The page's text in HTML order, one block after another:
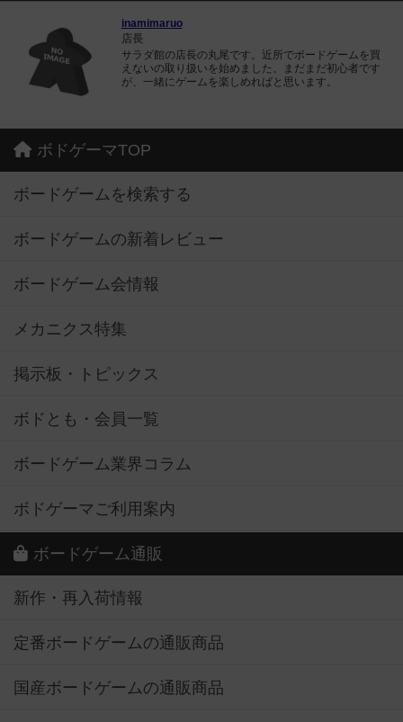
inamimaruo
店長
サラダ館の店長の丸尾です。近所でボードゲームを買
えないの取り扱いを始めました。まだまだ初心者です
が、一緒にゲームを楽しめればと思います。
ボドゲーマTOP
ボードゲームを検索する
ボードゲームの新着レビュー
ボードゲーム会情報
メカニクス特集
掲示板・トピックス
ボドとも・会員一覧
ボードゲーム業界コラム
ボドゲーマご利用案内
ボードゲーム通販
新作・再入荷情報
定番ボードゲームの通販商品
国産ボードゲームの通販商品